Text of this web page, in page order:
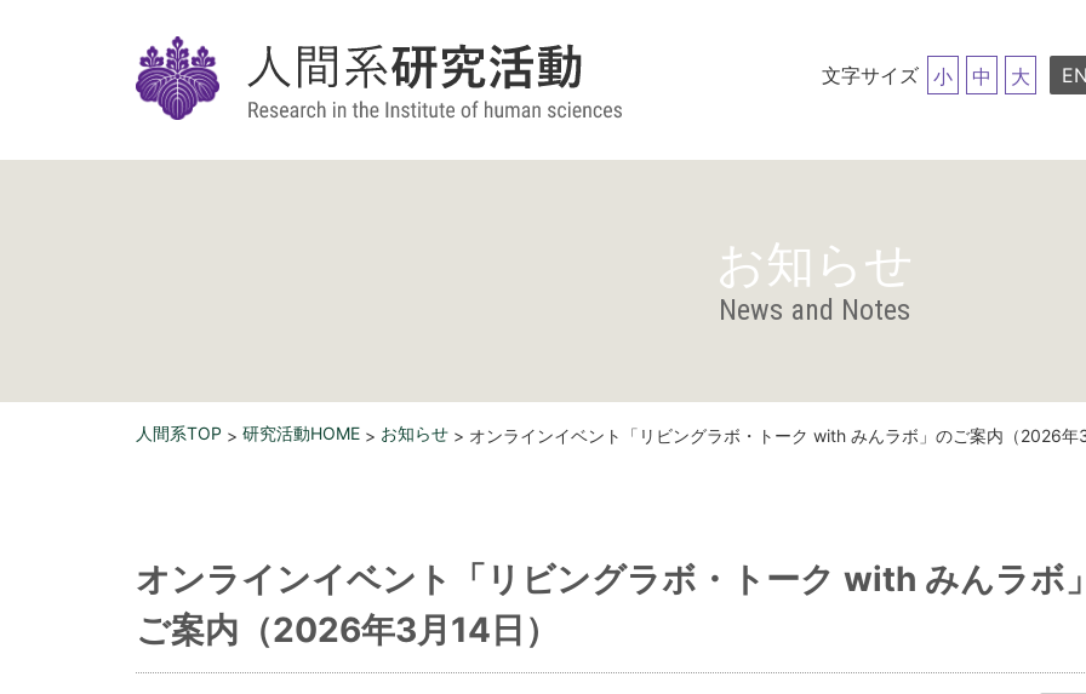
文字サイズ 小 中 大
お知らせ
News and Notes
人間系TOP > 研究活動HOME > お知らせ > オンラインイベント「リビングラボ・トーク with みんラボ」のご案内（2026年3
オンラインイベント「リビングラボ・トーク with みんラボ
ご案内（2026年3月14日）